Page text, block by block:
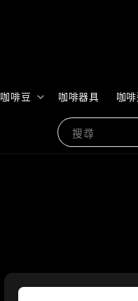
搜尋
咖啡豆 咖啡器具 咖